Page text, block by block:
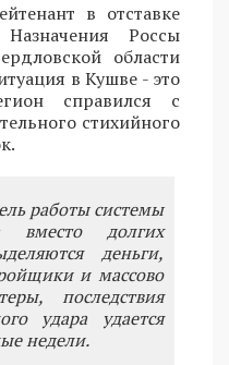
в отставке
Россы
области
в Кушве - это
справился с
стихийного
работы системы
вместо долгих
деньги,
и массово
последствия
удара удается
недели.